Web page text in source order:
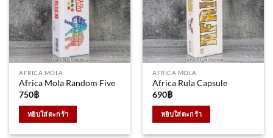
AFRICA MOLA
Africa Mola Random Five
750฿
หยิบใส่ตะกร้า
AFRICA MOLA
Africa Rula Capsule
690฿
หยิบใส่ตะกร้า